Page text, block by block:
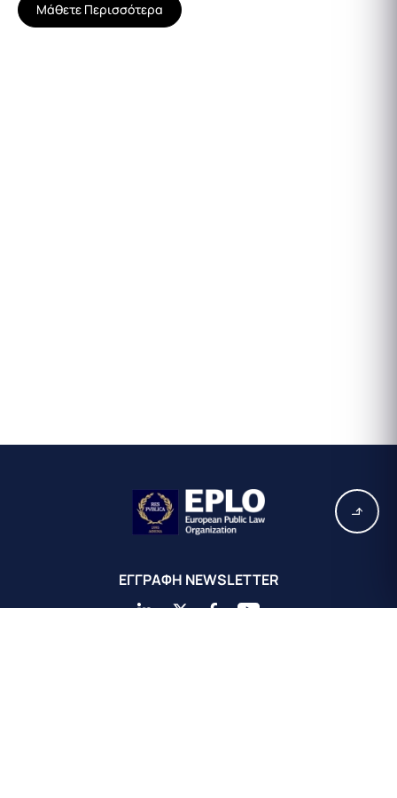
Μάθετε Περισσότερα
EΓΓΡΑΦΗ ΝEWSLETTER